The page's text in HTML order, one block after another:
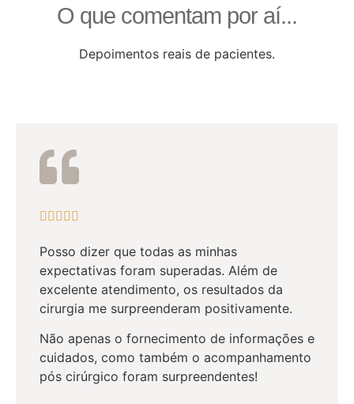
O que comentam por aí...
Depoimentos reais de pacientes.
    
Posso dizer que todas as minhas
expectativas foram superadas. Além de
excelente atendimento, os resultados da
cirurgia me surpreenderam positivamente.
Não apenas o fornecimento de informações e
cuidados, como também o acompanhamento
pós cirúrgico foram surpreendentes!